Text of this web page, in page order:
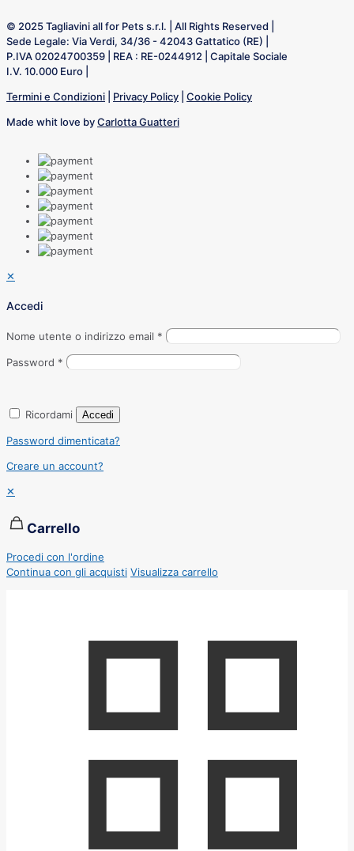
© 2025 Tagliavini all for Pets s.r.l. | All Rights Reserved |
Sede Legale: Via Verdi, 34/36 - 42043 Gattatico (RE) |
P.IVA 02024700359 | REA : RE-0244912 | Capitale Sociale
I.V. 10.000 Euro |
Termini e Condizioni
Privacy Policy
Cookie Policy
Made whit love byCarlotta Guatteri
✕
Accedi
Nome utente o indirizzo email *
Password *
Ricordami Accedi
Password dimenticata?
Creare un account?
✕
Carrello
Procedi con l'ordine
Continua con gli acquisti Visualizza carrello